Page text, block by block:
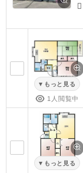
もっと見る
1人閲覧中
もっと見る